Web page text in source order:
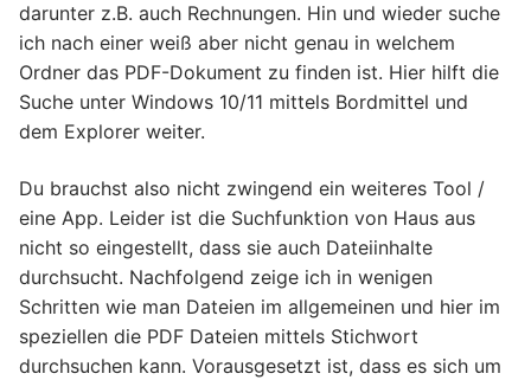
darunter z.B. auch Rechnungen. Hin und wieder suche
ich nach einer weiß aber nicht genau in welchem
Ordner das PDF-Dokument zu finden ist. Hier hilft die
Suche unter Windows 10/11 mittels Bordmittel und
dem Explorer weiter.
Du brauchst also nicht zwingend ein weiteres Tool /
eine App. Leider ist die Suchfunktion von Haus aus
nicht so eingestellt, dass sie auch Dateiinhalte
durchsucht. Nachfolgend zeige ich in wenigen
Schritten wie man Dateien im allgemeinen und hier im
speziellen die PDF Dateien mittels Stichwort
durchsuchen kann. Vorausgesetzt ist, dass es sich um